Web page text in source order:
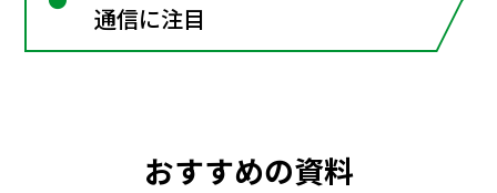
通信に注目
おすすめの資料